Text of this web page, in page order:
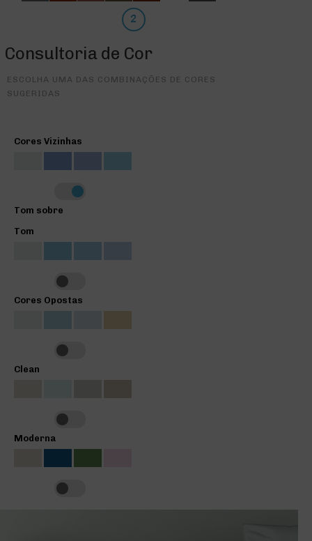
Consultoria de Cor
ESCOLHA UMA DAS COMBINAÇÕES DE CORES
SUGERIDAS
Cores Vizinhas
Tom sobre
Tom
Cores Opostas
Clean
Moderna